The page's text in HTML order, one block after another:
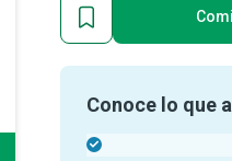
Conoce lo que